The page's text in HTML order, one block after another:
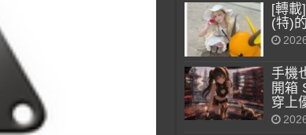
[轉
(特)
手機
開箱
穿上